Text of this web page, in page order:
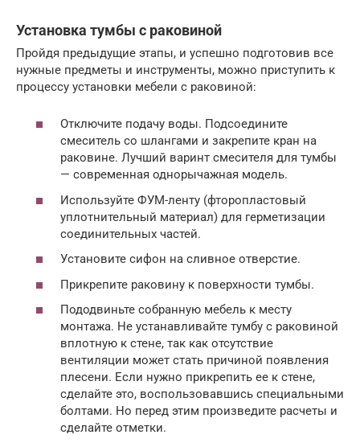
Установка тумбы с раковиной
Пройдя предыдущие этапы, и успешно подготовив все
нужные предметы и инструменты, можно приступить к
процессу установки мебели с раковиной:
Отключите подачу воды. Подсоедините
смеситель со шлангами и закрепите кран на
раковине. Лучший варинт смесителя для тумбы
— современная однорычажная модель.
Используйте ФУМ-ленту (фторопластовый
уплотнительный материал) для герметизации
соединительных частей.
Установите сифон на сливное отверстие.
Прикрепите раковину к поверхности тумбы.
Пододвиньте собранную мебель к месту
монтажа. Не устанавливайте тумбу с раковиной
вплотную к стене, так как отсутствие
вентиляции может стать причиной появления
плесени. Если нужно прикрепить ее к стене,
сделайте это, воспользовавшись специальными
болтами. Но перед этим произведите расчеты и
сделайте отметки.